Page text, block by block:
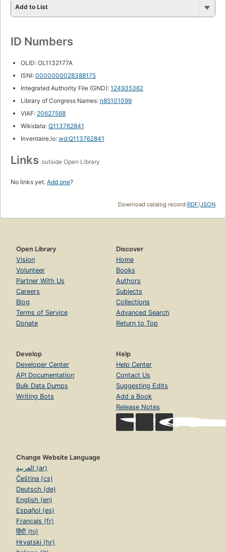
Add to List
ID Numbers
OLID: OL1132177A
ISNI: 0000000028388175
Integrated Authority File (GND): 124935362
Library of Congress Names: n85101099
VIAF: 20627568
Wikidata: Q113762841
Inventaire.io: wd:Q113762841
Links outside Open Library
No links yet. Add one?
Download catalog record:RDF/JSON
Open Library
Vision
Volunteer
Partner With Us
Careers
Blog
Terms of Service
Donate
Discover
Home
Books
Authors
Subjects
Collections
Advanced Search
Return to Top
Develop
Developer Center
API Documentation
Bulk Data Dumps
Writing Bots
Help
Help Center
Contact Us
Suggesting Edits
Add a Book
Release Notes
Change Website Language
العربية (ar)
Čeština (cs)
Deutsch (de)
English (en)
Español (es)
Français (fr)
हिंदी (hi)
Hrvatski (hr)